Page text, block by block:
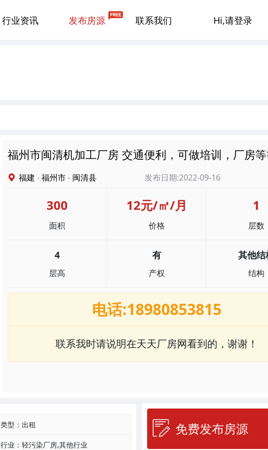
Hi,请登录
行业资讯 发布房源 联系我们
福州市闽清机加工厂房 交通便利，可做培训，厂房
福建 -福州市- 闽清县 发布日期:2022-09-16
300
面积
12元/㎡/月
价格
1
层数
4
层高
有
产权
其他结
结构
电话:18980853815
联系我时请说明在天天厂房网看到的，谢谢！
类型： 出租
行业： 轻污染厂房,其他行业
免费发布房源